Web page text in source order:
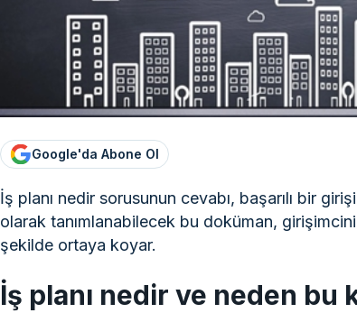
Google'da Abone Ol
İş planı nedir sorusunun cevabı, başarılı bir
olarak tanımlanabilecek bu doküman,
şekilde ortaya koyar.
İş planı nedir ve neden bu